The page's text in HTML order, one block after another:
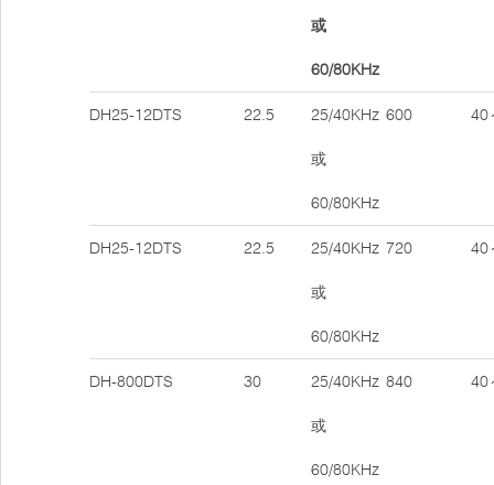
或
60/80KHz
DH25-12DTS 22.5 25/40KHz
或
60/80KHz
600 40
DH25-12DTS 22.5 25/40KHz
或
60/80KHz
720 40
DH-800DTS 30 25/40KHz
或
60/80KHz
840 40